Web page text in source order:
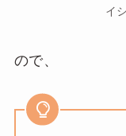
イ
ので、